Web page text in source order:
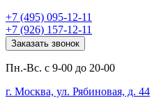
+7 (495) 095-12-11
+7 (926) 157-12-11
Заказать звонок
Пн.-Вс. с 9-00 до 20-00
г. Москва, ул. Рябиновая, д. 44